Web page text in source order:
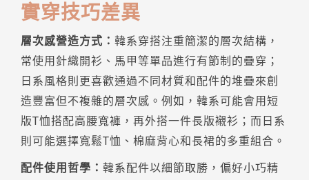
實穿技巧差異
層次感營造方式： 韓系穿搭注重簡潔的層次結構，
常使用針織開衫、馬甲等單品進行有節制的疊穿；
日系風格則更喜歡通過不同材質和配件的堆疊來創
造豐富但不複雜的層次感。例如，韓系可能會用短
版T恤搭配高腰寬褲，再外搭一件長版襯衫；而日系
則可能選擇寬鬆T恤、棉麻背心和長裙的多重組合。
配件使用哲學： 韓系配件以細節取勝，偏好小巧精